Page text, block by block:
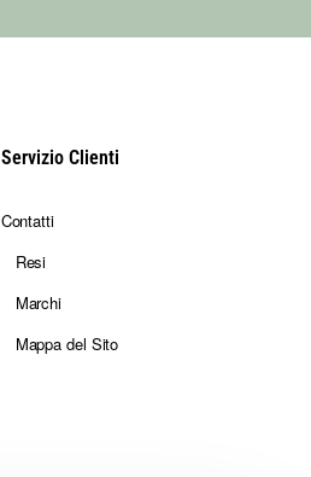
Servizio Clienti
Contatti
Resi
Marchi
Mappa del Sito